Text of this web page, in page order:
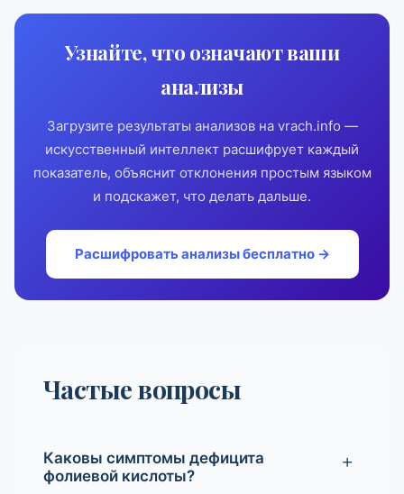
Узнайте, что означают ваши
анализы
Загрузите результаты анализов на vrach.info —
искусственный интеллект расшифрует каждый
показатель, объяснит отклонения простым языком
и подскажет, что делать дальше.
Расшифровать анализы бесплатно →
Частые вопросы
Каковы симптомы дефицита
фолиевой кислоты?